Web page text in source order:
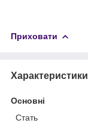
Приховати
Характеристики
Основні
Стать